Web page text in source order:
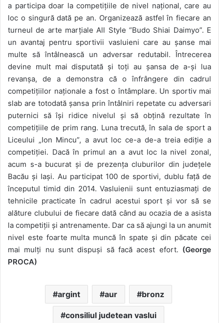
a participa doar la competițiile de nivel național, care au
loc o singură dată pe an. Organizează astfel în fiecare an
turneul de arte marțiale All Style “Budo Shiai Daimyo”. E
un avantaj pentru sportivii vasluieni care au șanse mai
multe să întâlnească un adversar redutabil. Întrecerea
devine mult mai disputată și toți au șansa de a-și lua
revanșa, de a demonstra că o înfrângere din cadrul
competițiilor naționale a fost o întâmplare. Un sportiv mai
slab are totodată șansa prin întâlniri repetate cu adversari
puternici să își ridice nivelul și să obțină rezultate în
competițiile de prim rang. Luna trecută, în sala de sport a
Liceului „Ion Mincu”, a avut loc ce-a de-a treia ediție a
competiției. Dacă în primul an a avut loc la nivel zonal,
acum s-a bucurat și de prezența cluburilor din județele
Bacău și Iași. Au participat 100 de sportivi, dublu față de
începutul timid din 2014. Vasluienii sunt entuziasmați de
tehnicile practicate în cadrul acestui sport și vor să se
alăture clubului de fiecare dată când au ocazia de a asista
la competiții și antrenamente. Dar ca să ajungi la un anumit
nivel este foarte multa muncă în spate și din păcate cei
mai mulți nu sunt dispuși să facă acest efort. (George
PROCA)
argint aur bronz
consiliul judetean vaslui